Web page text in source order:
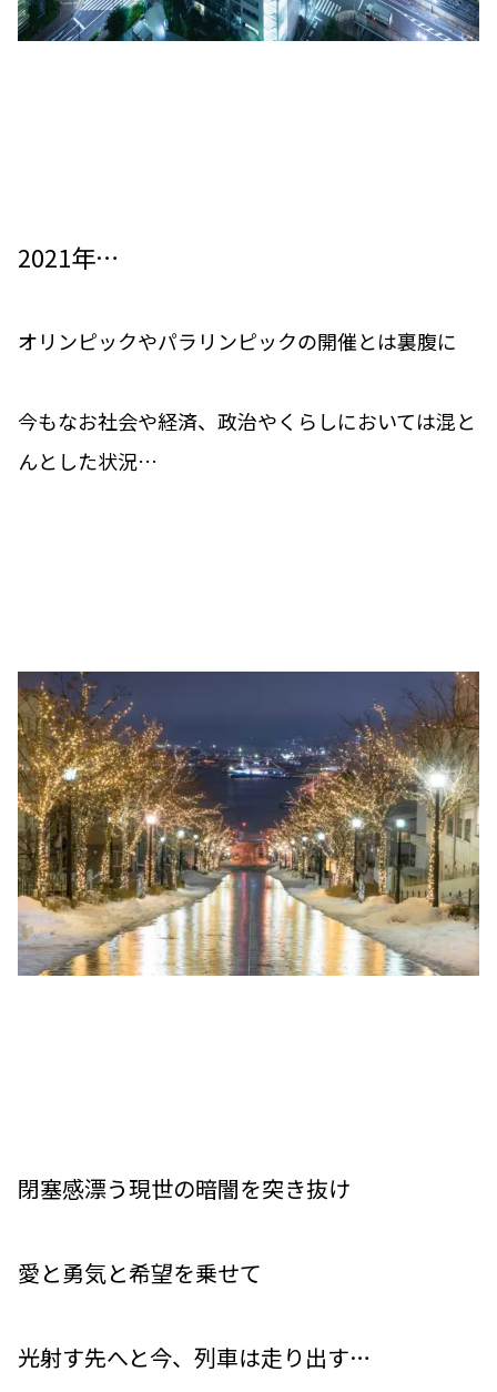
2021年…
オリンピックやパラリンピックの開催とは裏腹に
今もなお社会や経済、政治やくらしにおいては混と
んとした状況…
閉塞感漂う現世の暗闇を突き抜け
愛と勇気と希望を乗せて
光射す先へと今、列車は走り出す…